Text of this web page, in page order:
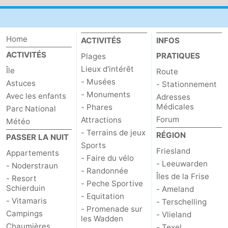
et
faire
Lieux
d'intérêt
-
Musées
-
Monuments
-
Phares
Attractions
-
Terrains
de
jeux
Sports
Faire
-
Home
ACTIVITÉS
Île
Astuces
Avec les enfants
Parc National
Météo
PASSER LA NUIT
Appartements
- Noderstraun
- Resort
Schierduin
- Vitamaris
Campings
ACTIVITÉS
Plages
Lieux d'intérêt
- Musées
- Monuments
- Phares
Attractions
- Terrains de jeux
Sports
- Faire du vélo
- Randonnée
- Peche Sportive
- Equitation
- Promenade sur
les Wadden
INFOS
PRATIQUES
Route
- Stationnement
Adresses
Médicales
Forum
RÉGION
Friesland
- Leeuwarden
Îles de la Frise
- Ameland
- Terschelling
- Vlieland